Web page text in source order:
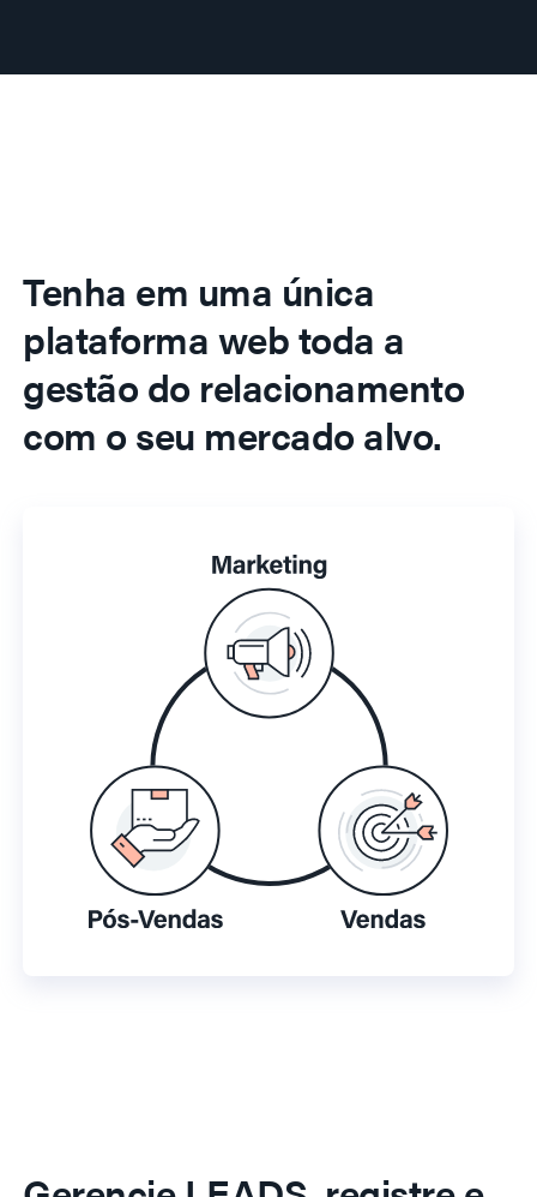
Tenha em uma única
plataforma web toda a
gestão do relacionamento
com o seu mercado alvo.